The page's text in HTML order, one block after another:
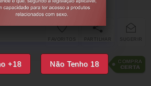
+18 Não Tenho 18
SUGERIR
PARTILHAR
FAVORITOS
€26,38